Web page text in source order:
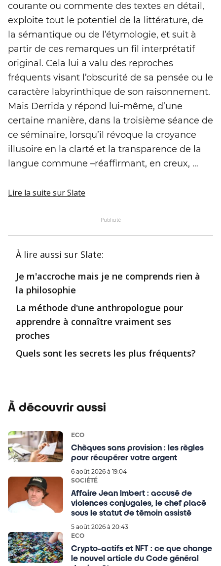
courante ou commente des textes en détail,
exploite tout le potentiel de la littérature, de
la sémantique ou de l’étymologie, et suit à
partir de ces remarques un fil interprétatif
original. Cela lui a valu des reproches
fréquents visant l’obscurité de sa pensée ou le
caractère labyrinthique de son raisonnement.
Mais Derrida y répond lui-même, d’une
certaine manière, dans la troisième séance de
ce séminaire, lorsqu’il révoque la croyance
illusoire en la clarté et la transparence de la
langue commune –réaffirmant, en creux, …
Lire la suite sur Slate
Publicité
À lire aussi sur Slate:
Je m'accroche mais je ne comprends rien à
la philosophie
La méthode d'une anthropologue pour
apprendre à connaître vraiment ses
proches
Quels sont les secrets les plus fréquents?
À découvrir aussi
ECO
Chèques sans provision : les règles
pour récupérer votre argent
6 août 2026 à 19:04
SOCIÉTÉ
Affaire Jean Imbert : accusé de
violences conjugales, le chef placé
sous le statut de témoin assisté
5 août 2026 à 20:43
ECO
Crypto-actifs et NFT : ce que change
le nouvel article du Code général